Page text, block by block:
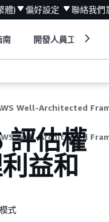
體) 偏好設定 聯絡我們
南 開發人員工具
Well-Architected
評估權
益和
式